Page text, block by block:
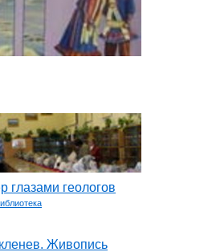
глазами геологов
Живопись